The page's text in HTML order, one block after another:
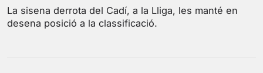
La sisena derrota del Cadí, a la Lliga, les manté en
desena posició a la classificació.